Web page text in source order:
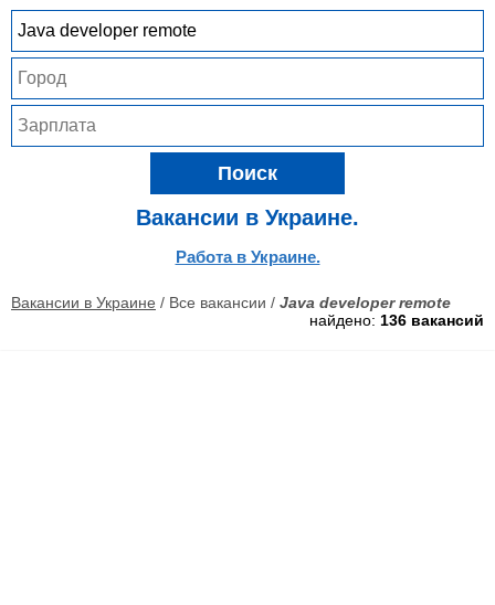
Поиск
Вакансии в Украине.
Работа в Украине.
Вакансии в Украине / Все вакансии / Java developer remote
найдено: 136 вакансий